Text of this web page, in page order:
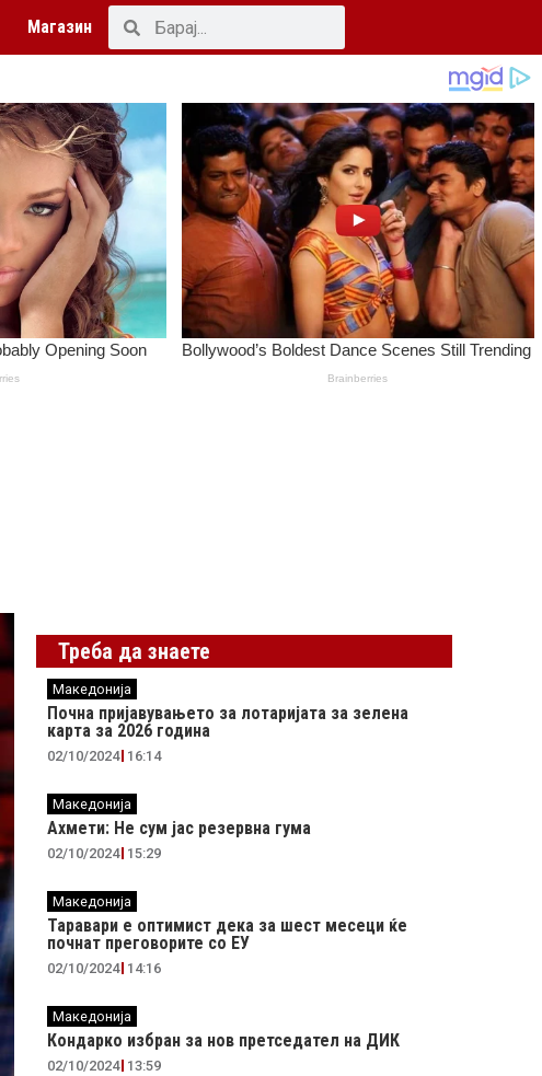
Магазин
Треба да знаете
Македонија
Почна пријавувањето за лотаријата за зелена
карта за 2026 година
02/10/2024 16:14
Македонија
Ахмети: Не сум јас резервна гума
02/10/2024 15:29
Македонија
Таравари e oптимист дека за шест месеци ќе
почнат преговорите со ЕУ
02/10/2024 14:16
Македонија
Кондарко избран за нов претседател на ДИК
02/10/2024 13:59